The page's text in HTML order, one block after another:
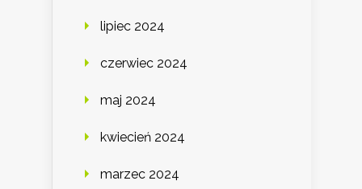
lipiec 2024
czerwiec 2024
maj 2024
kwiecień 2024
marzec 2024